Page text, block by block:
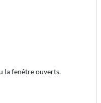
la fenêtre ouverts.